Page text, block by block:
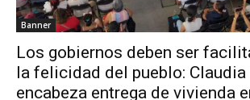
Banner
Los gobiernos deben ser
la felicidad del pueblo: Claudia
encabeza entrega de vivienda